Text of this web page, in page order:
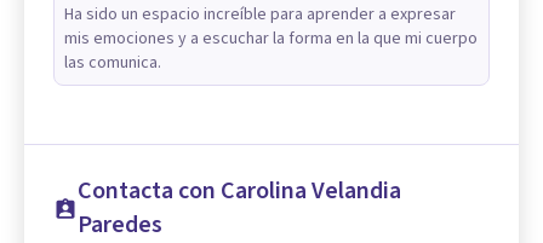
Ha sido un espacio increíble para aprender a expresar
mis emociones y a escuchar la forma en la que mi cuerpo
las comunica.
Contacta con Carolina Velandia
Paredes